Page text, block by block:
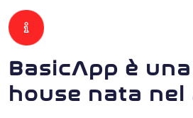
BasicApp è
house nata nel